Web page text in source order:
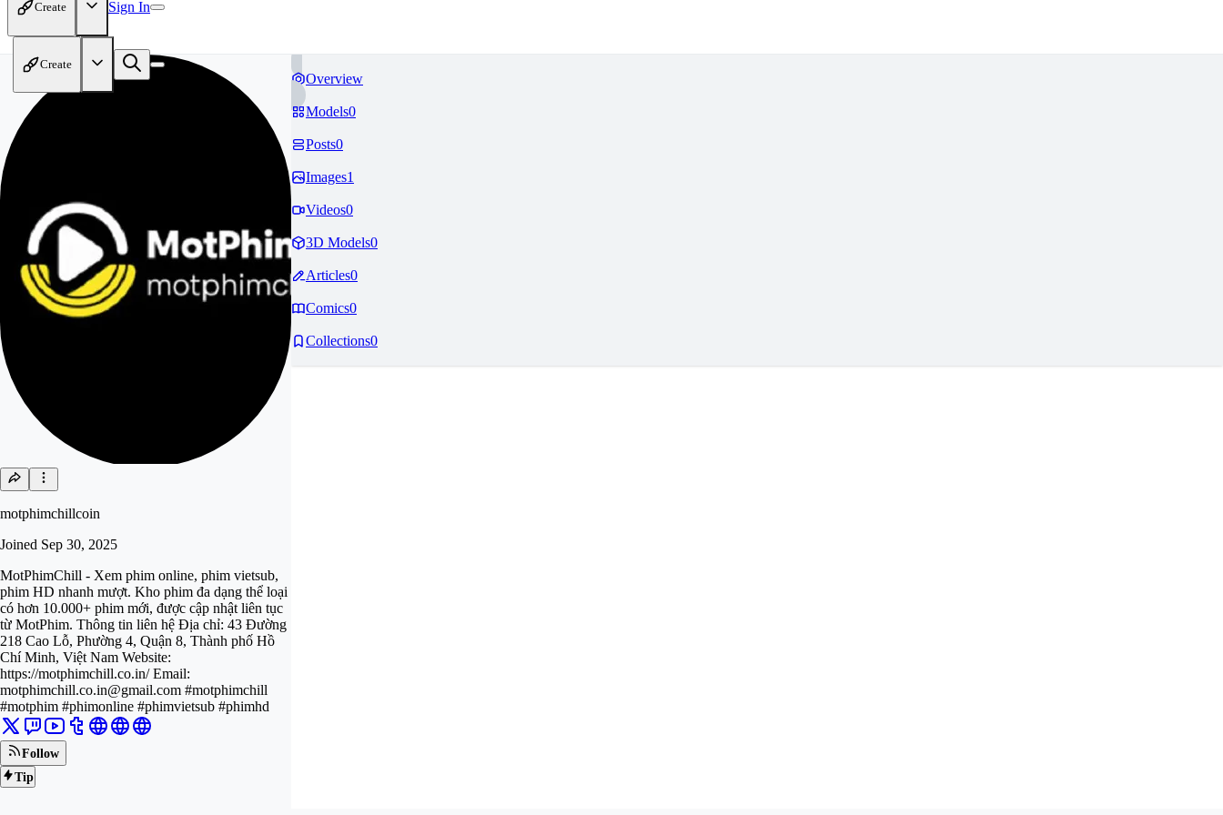
Create Sign In
Create
motphimchillcoin
Joined Sep 30, 2025
MotPhimChill - Xem phim online, phim vietsub,
phim HD nhanh mượt. Kho phim đa dạng thể loại
có hơn 10.000+ phim mới, được cập nhật liên tục
từ MotPhim. Thông tin liên hệ Địa chỉ: 43 Đường
218 Cao Lỗ, Phường 4, Quận 8, Thành phố Hồ
Chí Minh, Việt Nam Website:
https://motphimchill.co.in/ Email:
motphimchill.co.in@gmail.com #motphimchill
#motphim #phimonline #phimvietsub #phimhd
Follow
Tip
Overview
Models0
Posts0
Images1
Videos0
3D Models0
Articles0
Comics0
Collections0